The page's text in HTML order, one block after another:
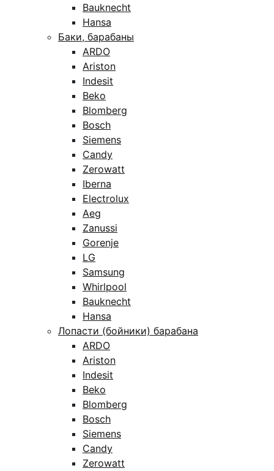
Bauknecht
Hansa
Баки, барабаны
ARDO
Ariston
Indesit
Beko
Blomberg
Bosch
Siemens
Candy
Zerowatt
Iberna
Electrolux
Aeg
Zanussi
Gorenje
LG
Samsung
Whirlpool
Bauknecht
Hansa
Лопасти (бойники) барабана
ARDO
Ariston
Indesit
Beko
Blomberg
Bosch
Siemens
Candy
Zerowatt